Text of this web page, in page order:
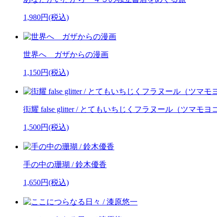
1,980円(税込)
世界へ ガザからの漫画
1,150円(税込)
衒耀 false glitter / とてもいちじくフラヌール（ツマモヨ
1,500円(税込)
手の中の珊瑚 / 鈴木優香
1,650円(税込)